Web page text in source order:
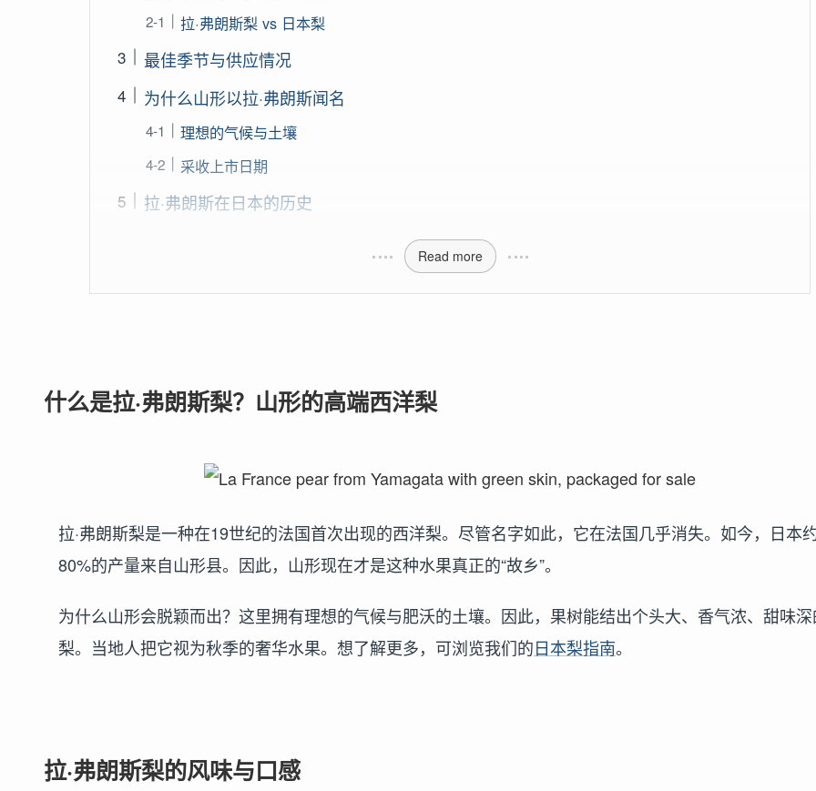
拉·弗朗斯梨 vs 日本梨
最佳季节与供应情况
为什么山形以拉·弗朗斯闻名
理想的气候与土壤
采收上市日期
拉·弗朗斯在日本的历史
Read more
什么是拉·弗朗斯梨？山形的高端西洋梨
拉·弗朗斯梨是一种在19世纪的法国首次出现的西洋梨。尽管名字如此，它在法国几乎消失。如今，日本
80%的产量来自山形县。因此，山形现在才是这种水果真正的“故乡”。
为什么山形会脱颖而出？这里拥有理想的气候与肥沃的土壤。因此，果树能结出个头大、香气浓、甜味
梨。当地人把它视为秋季的奢华水果。想了解更多，可浏览我们的日本梨指南。
拉·弗朗斯梨的风味与口感